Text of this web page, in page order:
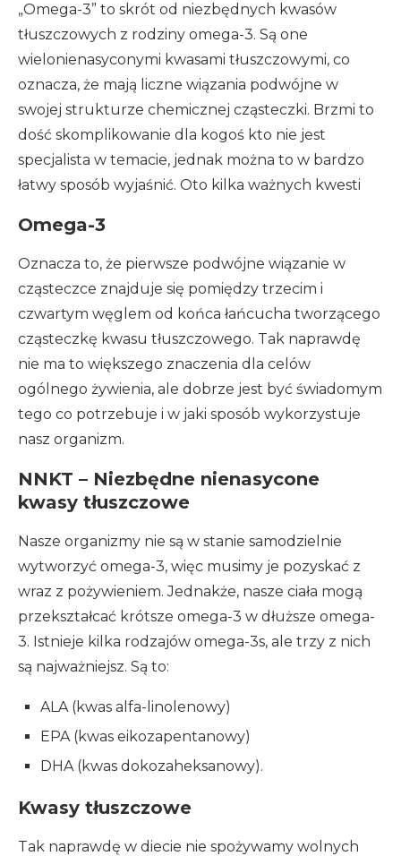
„Omega-3” to skrót od niezbędnych kwasów
tłuszczowych z rodziny omega-3. Są one
wielonienasyconymi kwasami tłuszczowymi, co
oznacza, że mają liczne wiązania podwójne w
swojej strukturze chemicznej cząsteczki. Brzmi to
dość skomplikowanie dla kogoś kto nie jest
specjalista w temacie, jednak można to w bardzo
łatwy sposób wyjaśnić. Oto kilka ważnych kwesti
Omega-3
Oznacza to, że pierwsze podwójne wiązanie w
cząsteczce znajduje się pomiędzy trzecim i
czwartym węglem od końca łańcucha tworzącego
cząsteczkę kwasu tłuszczowego. Tak naprawdę
nie ma to większego znaczenia dla celów
ogólnego żywienia, ale dobrze jest być świadomym
tego co potrzebuje i w jaki sposób wykorzystuje
nasz organizm.
NNKT – Niezbędne nienasycone
kwasy tłuszczowe
Nasze organizmy nie są w stanie samodzielnie
wytworzyć omega-3, więc musimy je pozyskać z
wraz z pożywieniem. Jednakże, nasze ciała mogą
przekształcać krótsze omega-3 w dłuższe omega-
3. Istnieje kilka rodzajów omega-3s, ale trzy z nich
są najważniejsz. Są to:
ALA (kwas alfa-linolenowy)
EPA (kwas eikozapentanowy)
DHA (kwas dokozaheksanowy).
Kwasy tłuszczowe
Tak naprawdę w diecie nie spożywamy wolnych